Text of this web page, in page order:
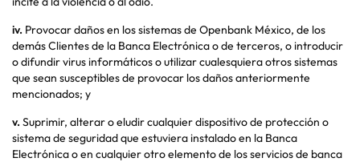
iv. Provocar daños en los sistemas de Openbank México, de los
demás Clientes de la Banca Electrónica o de terceros, o introducir
o difundir virus informáticos o utilizar cualesquiera otros sistemas
que sean susceptibles de provocar los daños anteriormente
mencionados; y
v. Suprimir, alterar o eludir cualquier dispositivo de protección o
sistema de seguridad que estuviera instalado en la Banca
Electrónica o en cualquier otro elemento de los servicios de banca